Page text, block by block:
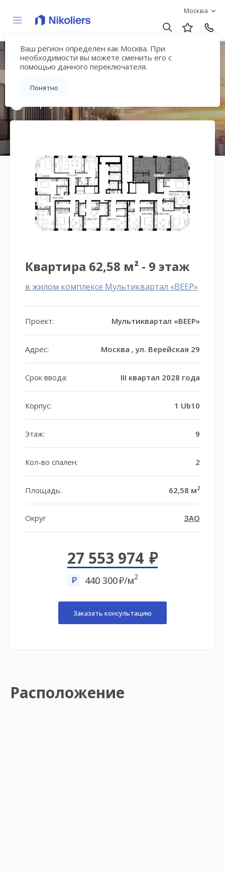
Москва
Ваш регион определен как Москва. При
необходимости вы можете сменить его с
помощью данного переключателя.
Понятно
Мультиквартал
«ВЕЕР»
Квартира 62,58 м² - 9 этаж
в жилом комплексе Мультиквартал «ВЕЕР»
Проект: Мультиквартал «ВЕЕР»
Адрес: Москва , ул. Верейская 29
Срок ввода: III квартал 2028 года
Корпус: 1 Ub10
Этаж: 9
Кол-во спален: 2
Площадь: 62,58 м2
Округ ЗАО
27 553 974
440 300 /м2
Заказать консультацию
Расположение